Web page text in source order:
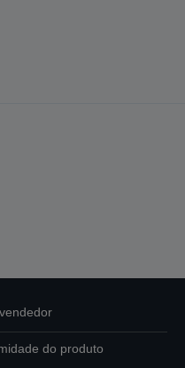
do produto